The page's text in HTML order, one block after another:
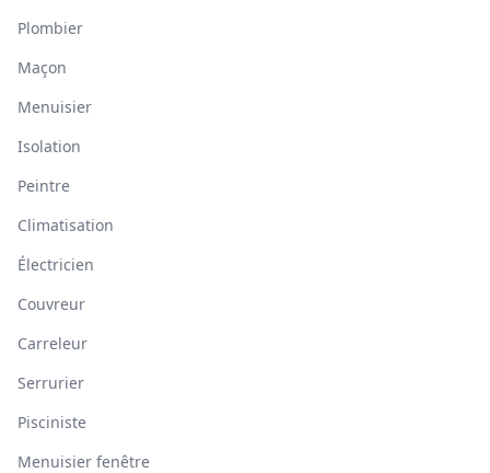
Plombier
Maçon
Menuisier
Isolation
Peintre
Climatisation
Électricien
Couvreur
Carreleur
Serrurier
Pisciniste
Menuisier fenêtre